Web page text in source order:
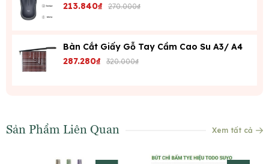
213.840₫ 270.000₫
Bàn Cắt Giấy Gỗ Tay Cầm Cao Su A3/ A4
287.280₫ 320.000₫
Sản Phẩm Liên Quan Xem tất cả